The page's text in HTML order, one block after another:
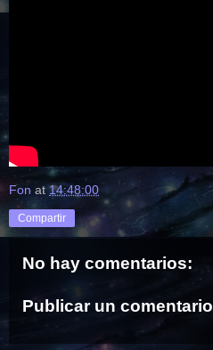
Fon at 14:48:00
Compartir
No hay comentarios:
Publicar un comentario